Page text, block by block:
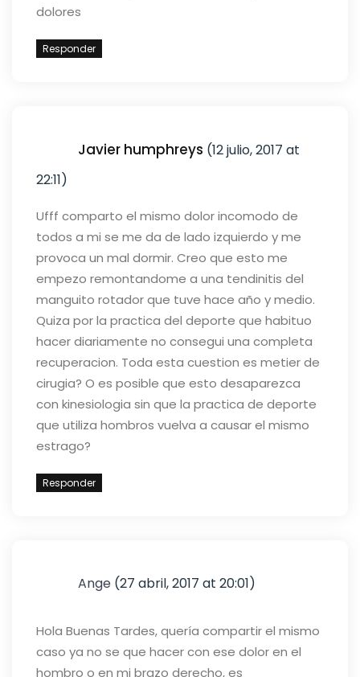
dolores
Responder
Javier humphreys (12 julio, 2017 at
22:11)
Ufff comparto el mismo dolor incomodo de
todos a mi se me da de lado izquierdo y me
provoca un mal dormir. Creo que esto me
empezo remontandome a una tendinitis del
manguito rotador que tuve hace año y medio.
Quiza por la practica del deporte que habituo
hacer diariamente no consegui una completa
recuperacion. Toda esta cuestion es metier de
cirugia? O es posible que esto desaparezca
con kinesiologia sin que la practica de deporte
que utiliza hombros vuelva a causar el mismo
estrago?
Responder
Ange (27 abril, 2017 at 20:01)
Hola Buenas Tardes, quería compartir el mismo
caso ya no se que hacer con ese dolor en el
hombro o en mi brazo derecho, es